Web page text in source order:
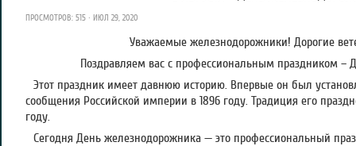
ПРОСМОТРОВ: 515 · ИЮЛ 29, 2020
Уважаемые железнодорожники! Дорогие
Поздравляем вас с профессиональным праздником –
Этот праздник имеет давнюю историю. Впервые он был
сообщения Российской империи в 1896 году. Традиция его
году.
Сегодня День железнодорожника — это профессиональный